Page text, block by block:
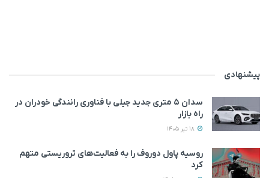
پیشنهادی
سدان ۵ متری جدید جیلی با فناوری رانندگی خودران در
راه بازار
روسیه پاول دوروف را به فعالیت‌های تروریستی متهم
کرد